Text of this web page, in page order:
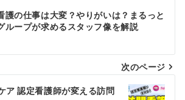
護の仕事は大変？やりがいは？まるっと
ループが求めるスタッフ像を解説
次のページ
ア 認定看護師が変える訪問